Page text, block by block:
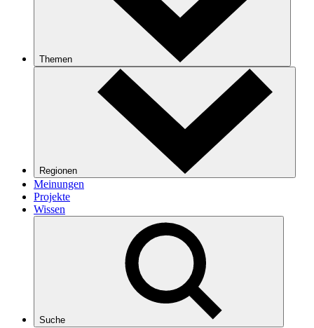
Themen
Regionen
Meinungen
Projekte
Wissen
Suche